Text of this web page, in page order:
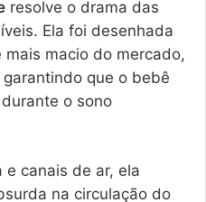
resolve o drama das
Ela foi desenhada
macio do mercado,
que o bebê
o sono
e canais de ar, ela
na circulação do